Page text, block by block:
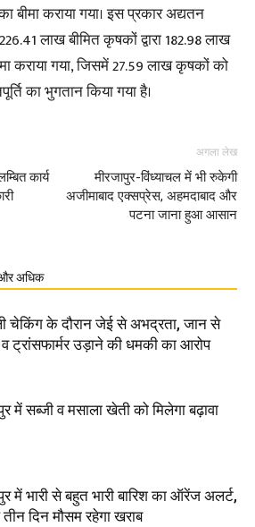
बीमा कराया गया। इस प्रकार अद्यतन
लाख बीमित कृषकों द्वारा 182.98 लाख
कराया गया, जिसमें 27.59 लाख कृषकों को
का भुगतान किया गया है।
कार्य
अगला लेख
मीरजापुर-विंध्याचल में भी रुकेगी
अजीमाबाद एक्सप्रेस, अहमदाबाद और
पटना जाना हुआ आसान
अधिक
चेकिंग के दौरान जेई से अभद्रता, जान से
व ट्रांसफार्मर उड़ाने की धमकी का आरोप
में सब्जी व मसाला खेती को मिलेगा बढ़ावा
में भारी से बहुत भारी बारिश का ऑरेंज अलर्ट,
दिन मौसम रहेगा खराब